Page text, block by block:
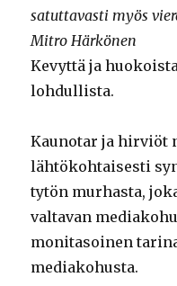
satuttavasti myös
Mitro Härkönen
Kevyttä ja
lohdullista.
Kaunotar ja hirviöt
lähtökohtaisesti
tytön murhasta,
valtavan
monitasoinen
mediakohusta.